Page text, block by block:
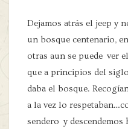
Dejamos atrás el jeep y
un bosque centenario,
otras aun se puede ver
que a principios del
daba el bosque.
a la vez lo
sendero y